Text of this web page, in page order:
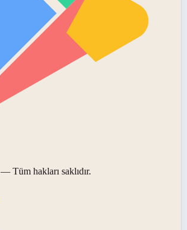
— Tüm hakları saklıdır.